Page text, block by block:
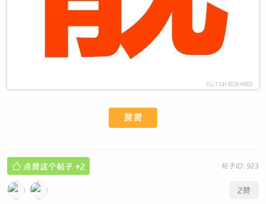
赞赏
帖子ID: 923
 点赞这个帖子 +2
2赞